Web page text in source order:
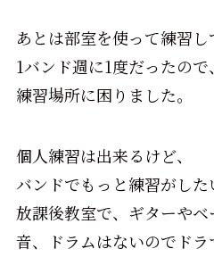
あとは部室を使って練習し
1バンド週に1度だったの
練習場所に困りました。
個人練習は出来るけど、
バンドでもっと練習がし
放課後教室で、ギターや
音、ドラムはないのでドラ